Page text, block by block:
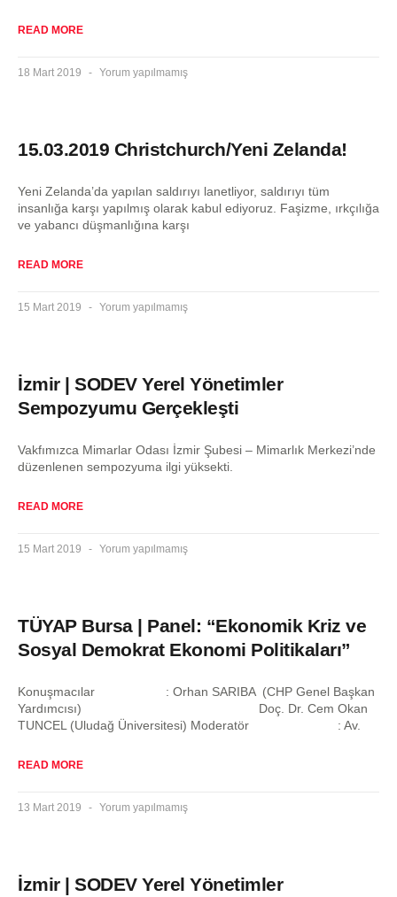
READ MORE
18 Mart 2019 Yorum yapılmamış
15.03.2019 Christchurch/Yeni Zelanda!
Yeni Zelanda’da yapılan saldırıyı lanetliyor, saldırıyı tüm
insanlığa karşı yapılmış olarak kabul ediyoruz. Faşizme, ırkçılığa
ve yabancı düşmanlığına karşı
READ MORE
15 Mart 2019 Yorum yapılmamış
İzmir | SODEV Yerel Yönetimler
Sempozyumu Gerçekleşti
Vakfımızca Mimarlar Odası İzmir Şubesi – Mimarlık Merkezi’nde
düzenlenen sempozyuma ilgi yüksekti.
READ MORE
15 Mart 2019 Yorum yapılmamış
TÜYAP Bursa | Panel: “Ekonomik Kriz ve
Sosyal Demokrat Ekonomi Politikaları”
Konuşmacılar : Orhan SARIBA (CHP Genel Başkan
Yardımcısı) Doç. Dr. Cem Okan
TUNCEL (Uludağ Üniversitesi) Moderatör : Av.
READ MORE
13 Mart 2019 Yorum yapılmamış
İzmir | SODEV Yerel Yönetimler